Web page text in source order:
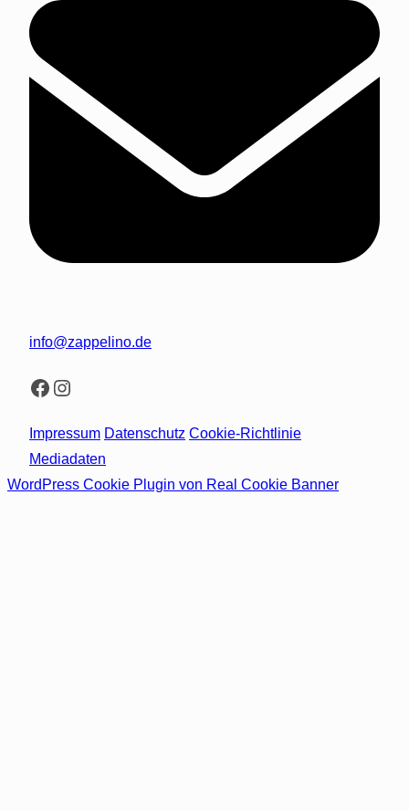
info@zappelino.de
Facebook
Instagram
Impressum Datenschutz Cookie-Richtlinie
Mediadaten
WordPress Cookie Plugin von Real Cookie Banner